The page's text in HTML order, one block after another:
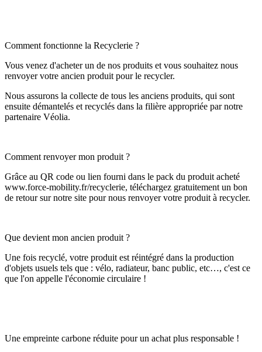
Comment fonctionne la Recyclerie ?
Vous venez d'acheter un de nos produits et vous souhaitez nous
renvoyer votre ancien produit pour le recycler.
Nous assurons la collecte de tous les anciens produits, qui sont
ensuite démantelés et recyclés dans la filière appropriée par notre
partenaire Véolia.
Comment renvoyer mon produit ?
Grâce au QR code ou lien fourni dans le pack du produit acheté
www.force-mobility.fr/recyclerie, téléchargez gratuitement un bon
de retour sur notre site pour nous renvoyer votre produit à recycler.
Que devient mon ancien produit ?
Une fois recyclé, votre produit est réintégré dans la production
d'objets usuels tels que : vélo, radiateur, banc public, etc…, c'est ce
que l'on appelle l'économie circulaire !
Une empreinte carbone réduite pour un achat plus responsable !